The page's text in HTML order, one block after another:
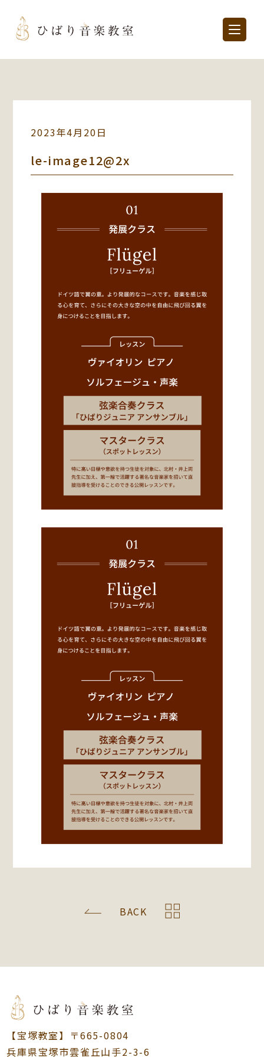
2023年4月20日
le-image12@2x
BACK
【宝塚教室】〒665-0804
兵庫県宝塚市雲雀丘山手2-3-6